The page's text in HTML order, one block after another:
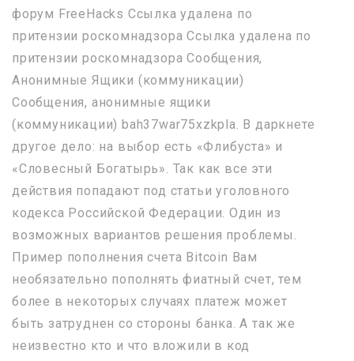
форум FreeHacks Ссылка удалена по
притензии роскомнадзора Ссылка удалена по
притензии роскомнадзора Сообщения,
Анонимные Ящики (коммуникации)
Сообщения, анонимные ящики
(коммуникации) bah37war75xzkpla. В даркнете
другое дело: на выбор есть «Флибуста» и
«Словесный Богатырь». Так как все эти
действия попадают под статьи уголовного
кодекса Российской Федерации. Один из
возможных вариантов решения проблемы.
Пример пополнения счета Bitcoin Вам
необязательно пополнять фиатный счет, тем
более в некоторых случаях платеж может
быть затруднен со стороны банка. А так же
неизвестно кто и что вложили в код